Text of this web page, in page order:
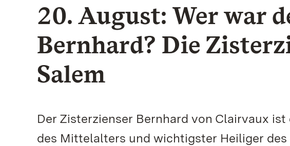
20. August: Wer war
Bernhard? Die
Salem
Der Zisterzienser Bernhard von Clairvaux
des Mittelalters und wichtigster Heiliger